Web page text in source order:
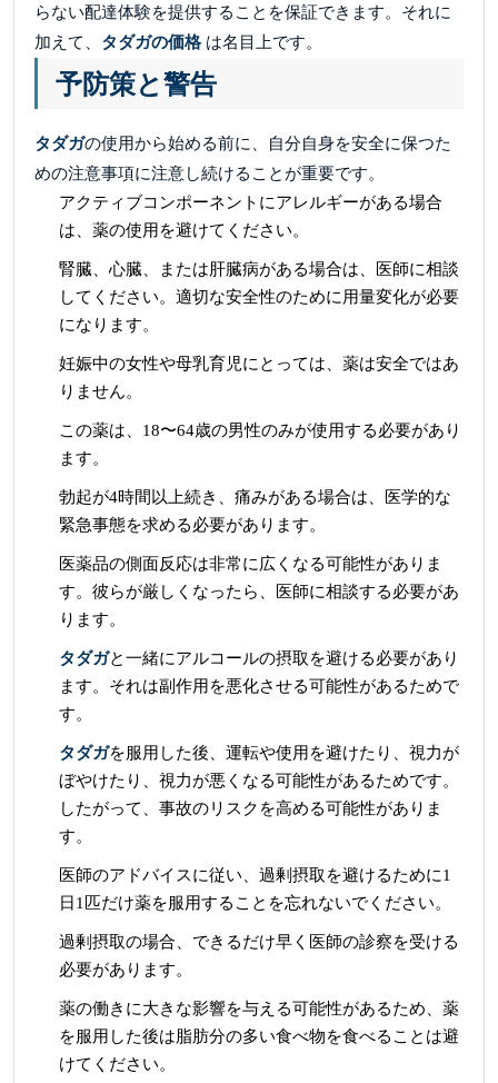
らない配達体験を提供することを保証できます。それに
加えて、 タダガの価格 は名目上です。
予防策と警告
タダガの使用から始める前に、自分自身を安全に保つた
めの注意事項に注意し続けることが重要です。
アクティブコンポーネントにアレルギーがある場合
は、薬の使用を避けてください。
腎臓、心臓、または肝臓病がある場合は、医師に相談
してください。適切な安全性のために用量変化が必要
になります。
妊娠中の女性や母乳育児にとっては、薬は安全ではあ
りません。
この薬は、18〜64歳の男性のみが使用する必要があり
ます。
勃起が4時間以上続き、痛みがある場合は、医学的な
緊急事態を求める必要があります。
医薬品の側面反応は非常に広くなる可能性がありま
す。彼らが厳しくなったら、医師に相談する必要があ
ります。
タダガと一緒にアルコールの摂取を避ける必要があり
ます。それは副作用を悪化させる可能性があるためで
す。
タダガを服用した後、運転や使用を避けたり、視力が
ぼやけたり、視力が悪くなる可能性があるためです。
したがって、事故のリスクを高める可能性がありま
す。
医師のアドバイスに従い、過剰摂取を避けるために1
日1匹だけ薬を服用することを忘れないでください。
過剰摂取の場合、できるだけ早く医師の診察を受ける
必要があります。
薬の働きに大きな影響を与える可能性があるため、薬
を服用した後は脂肪分の多い食べ物を食べることは避
けてください。